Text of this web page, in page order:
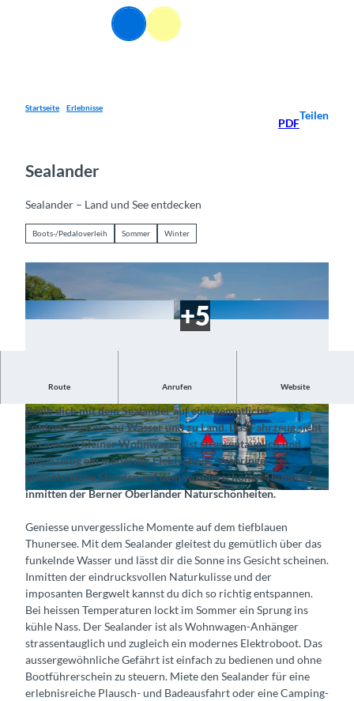
Suche Menü
Startseite Erlebnisse
PDF
Teilen
Sealander
Sealander – Land und See entdecken
Boots-/Pedaloverleih Sommer Winter
© Spiez Marketing AG, Interlaken Tourismus |CC-BY-SA
© Spiez Marketing AG, Interlaken Tourismus |
CC-BY-SA
© Spiez Marketing AG, Interlaken Tourismus |
CC-BY-SA
Route Anrufen Website
Erlebe unvergessliche Momente auf dem Thunersee
Begib dich mit dem Sealander auf eine gemütliche
Entdeckungstour zu Wasser und zu Land. Das Fahrzeug sieht
aus wie ein kleiner Wohnwagen, ist strassentauglich und
gleichzeitig ein modernes Elektroboot. Verbringe
erlebnisreiche Stunden auf dem wunderschönen Thunersee
inmitten der Berner Oberländer Naturschönheiten.
Geniesse unvergessliche Momente auf dem tiefblauen
Thunersee. Mit dem Sealander gleitest du gemütlich über das
funkelnde Wasser und lässt dir die Sonne ins Gesicht scheinen.
Inmitten der eindrucksvollen Naturkulisse und der
imposanten Bergwelt kannst du dich so richtig entspannen.
Bei heissen Temperaturen lockt im Sommer ein Sprung ins
kühle Nass. Der Sealander ist als Wohnwagen-Anhänger
strassentauglich und zugleich ein modernes Elektroboot. Das
aussergewöhnliche Gefährt ist einfach zu bedienen und ohne
Bootführerschein zu steuern. Miete den Sealander für eine
erlebnisreiche Plausch- und Badeausfahrt oder eine Camping-